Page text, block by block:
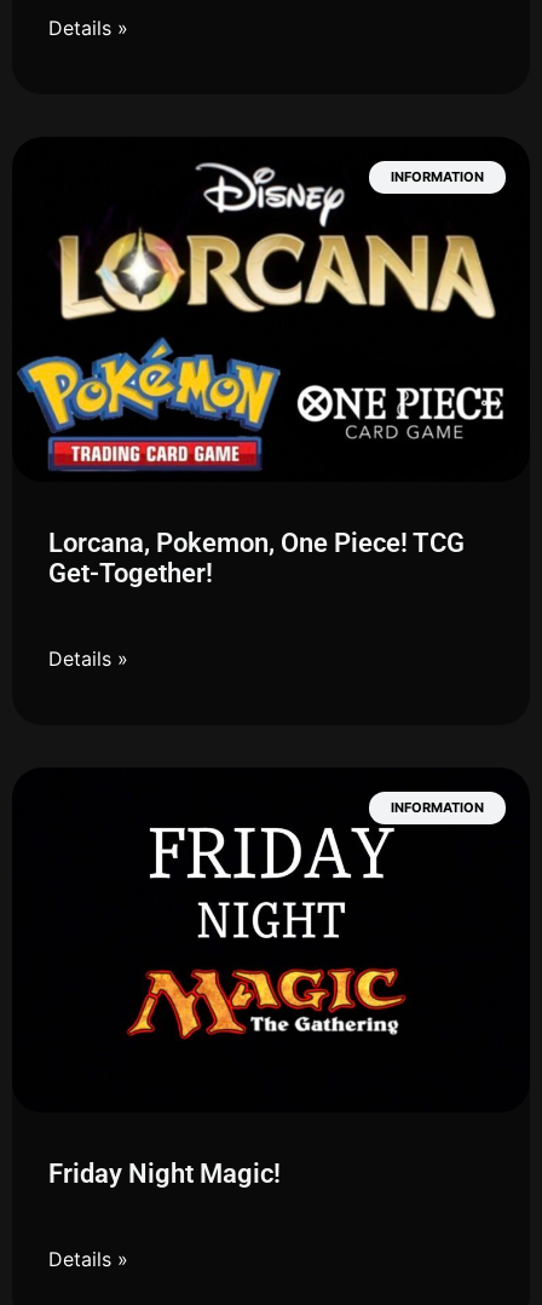
Details »
Lorcana, Pokemon, One Piece! TCG
Get-Together!
Details »
INFORMATION
Friday Night Magic!
Details »
INFORMATION